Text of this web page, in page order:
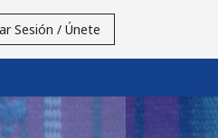
Sesión / Únete